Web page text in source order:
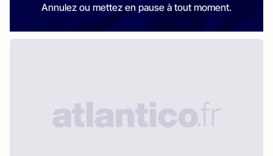
Annulez ou mettez en pause à tout moment.